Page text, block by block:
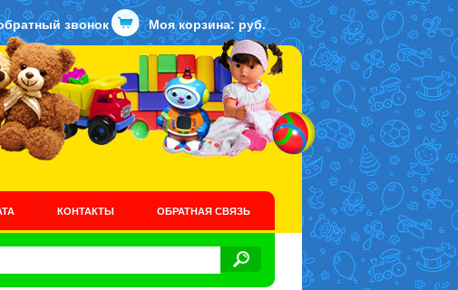
звонок Моя корзина: руб.
КОНТАКТЫ ОБРАТНАЯ СВЯЗЬ